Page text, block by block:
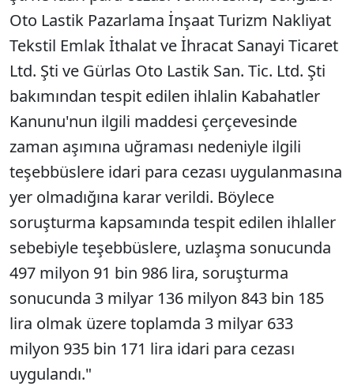
Oto Lastik Pazarlama İnşaat Turizm Nakliyat
Tekstil Emlak İthalat ve İhracat Sanayi Ticaret
Ltd. Şti ve Gürlas Oto Lastik San. Tic. Ltd. Şti
bakımından tespit edilen ihlalin Kabahatler
Kanunu'nun ilgili maddesi çerçevesinde
zaman aşımına uğraması nedeniyle ilgili
teşebbüslere idari para cezası uygulanmasına
yer olmadığına karar verildi. Böylece
soruşturma kapsamında tespit edilen ihlaller
sebebiyle teşebbüslere, uzlaşma sonucunda
497 milyon 91 bin 986 lira, soruşturma
sonucunda 3 milyar 136 milyon 843 bin 185
lira olmak üzere toplamda 3 milyar 633
milyon 935 bin 171 lira idari para cezası
uygulandı."